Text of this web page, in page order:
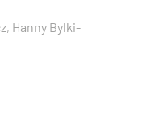
Hanny Bylki-